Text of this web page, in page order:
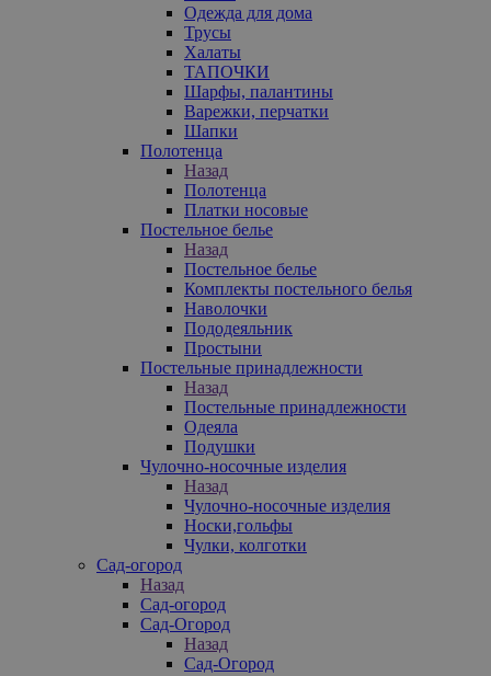
Одежда для дома
Трусы
Халаты
ТАПОЧКИ
Шарфы, палантины
Варежки, перчатки
Шапки
Полотенца
Назад
Полотенца
Платки носовые
Постельное белье
Назад
Постельное белье
Комплекты постельного белья
Наволочки
Пододеяльник
Простыни
Постельные принадлежности
Назад
Постельные принадлежности
Одеяла
Подушки
Чулочно-носочные изделия
Назад
Чулочно-носочные изделия
Носки,гольфы
Чулки, колготки
Сад-огород
Назад
Сад-огород
Сад-Огород
Назад
Сад-Огород